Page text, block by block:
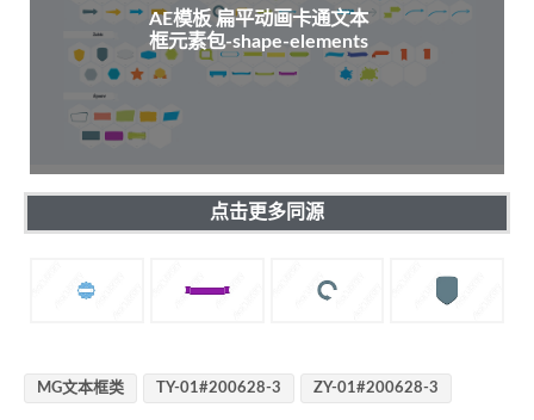
AE模板 扁平动画卡通文本
框元素包-shape-elements
点击更多同源
MG文本框类 TY-01#200628-3 ZY-01#200628-3